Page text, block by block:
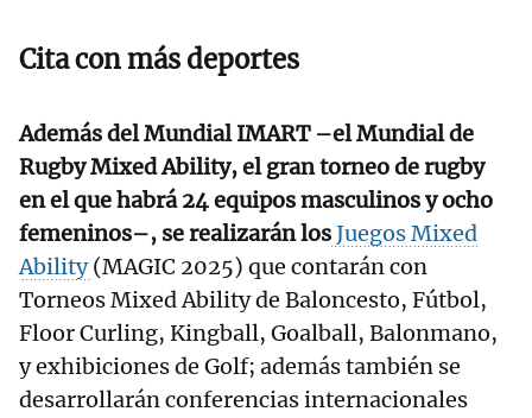
Cita con más deportes
Además del Mundial IMART –el Mundial de
Rugby Mixed Ability, el gran torneo de rugby
en el que habrá 24 equipos masculinos y ocho
femeninos–, se realizarán losJuegos Mixed
Ability(MAGIC 2025) que contarán con
Torneos Mixed Ability de Baloncesto, Fútbol,
Floor Curling, Kingball, Goalball, Balonmano,
y exhibiciones de Golf; además también se
desarrollarán conferencias internacionales